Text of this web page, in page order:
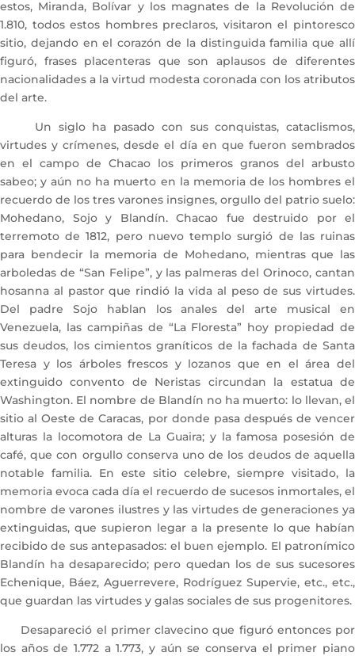
estos, Miranda, Bolívar y los magnates de la Revolución de
1.810, todos estos hombres preclaros, visitaron el pintoresco
sitio, dejando en el corazón de la distinguida familia que allí
figuró, frases placenteras que son aplausos de diferentes
nacionalidades a la virtud modesta coronada con los atributos
del arte.
Un siglo ha pasado con sus conquistas, cataclismos,
virtudes y crímenes, desde el día en que fueron sembrados
en el campo de Chacao los primeros granos del arbusto
sabeo; y aún no ha muerto en la memoria de los hombres el
recuerdo de los tres varones insignes, orgullo del patrio suelo:
Mohedano, Sojo y Blandín. Chacao fue destruido por el
terremoto de 1812, pero nuevo templo surgió de las ruinas
para bendecir la memoria de Mohedano, mientras que las
arboledas de “San Felipe”, y las palmeras del Orinoco, cantan
hosanna al pastor que rindió la vida al peso de sus virtudes.
Del padre Sojo hablan los anales del arte musical en
Venezuela, las campiñas de “La Floresta” hoy propiedad de
sus deudos, los cimientos graníticos de la fachada de Santa
Teresa y los árboles frescos y lozanos que en el área del
extinguido convento de Neristas circundan la estatua de
Washington. El nombre de Blandín no ha muerto: lo llevan, el
sitio al Oeste de Caracas, por donde pasa después de vencer
alturas la locomotora de La Guaira; y la famosa posesión de
café, que con orgullo conserva uno de los deudos de aquella
notable familia. En este sitio celebre, siempre visitado, la
memoria evoca cada día el recuerdo de sucesos inmortales, el
nombre de varones ilustres y las virtudes de generaciones ya
extinguidas, que supieron legar a la presente lo que habían
recibido de sus antepasados: el buen ejemplo. El patronímico
Blandín ha desaparecido; pero quedan los de sus sucesores
Echenique, Báez, Aguerrevere, Rodríguez Supervie, etc., etc.,
que guardan las virtudes y galas sociales de sus progenitores.
Desapareció el primer clavecino que figuró entonces por
los años de 1.772 a 1.773, y aún se conserva el primer piano